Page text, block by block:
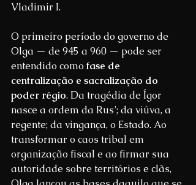
Vladimir I.
O primeiro período do governo de
Olga — de 945 a 960 — pode ser
entendido como fase de
centralização e sacralização do
poder régio. Da tragédia de Ígor
nasce a ordem da Rus’; da viúva, a
regente; da vingança, o Estado. Ao
transformar o caos tribal em
organização fiscal e ao firmar sua
autoridade sobre territórios e clãs,